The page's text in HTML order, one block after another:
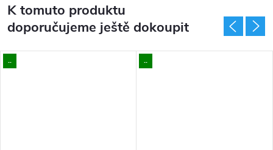
K tomuto produktu
doporučujeme ještě dokoupit
.. ..